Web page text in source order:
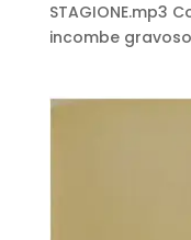
STAGIONE.mp3
incombe